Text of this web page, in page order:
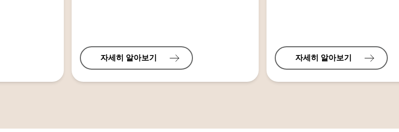
자세히 알아보기 자세히 알아보기